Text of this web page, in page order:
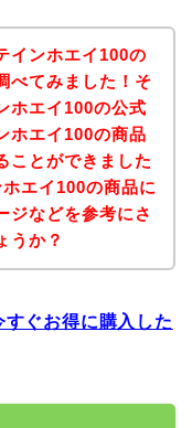
インホエイ100の
べてみました！そ
ホエイ100の公式
ホエイ100の商品
ことができました
エイ100の商品に
ジなどを参考にさ
うか？
ぐお得に購入した